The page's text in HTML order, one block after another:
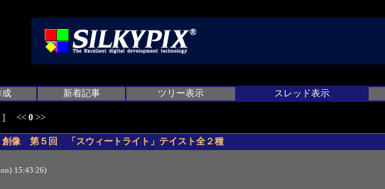
成 新着記事 ツリー表示 スレッド表示
) ] << 0 >>
創像 第５回 「スウィートライト」テイスト全２種
15:43:26)